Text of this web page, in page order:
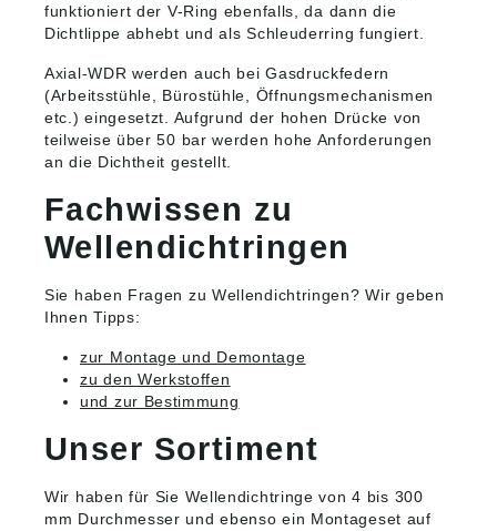
funktioniert der V-Ring ebenfalls, da dann die
Dichtlippe abhebt und als Schleuderring fungiert.
Axial-WDR werden auch bei Gasdruckfedern
(Arbeitsstühle, Bürostühle, Öffnungsmechanismen
etc.) eingesetzt. Aufgrund der hohen Drücke von
teilweise über 50 bar werden hohe Anforderungen
an die Dichtheit gestellt.
Fachwissen zu
Wellendichtringen
Sie haben Fragen zu Wellendichtringen? Wir geben
Ihnen Tipps:
zur Montage und Demontage
zu den Werkstoffen
und zur Bestimmung
Unser Sortiment
Wir haben für Sie Wellendichtringe von 4 bis 300
mm Durchmesser und ebenso ein Montageset auf